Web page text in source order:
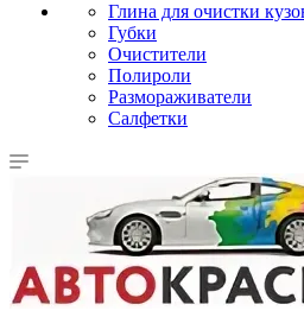
Глина для очистки
Губки
Очистители
Полироли
Размораживатели
Салфетки